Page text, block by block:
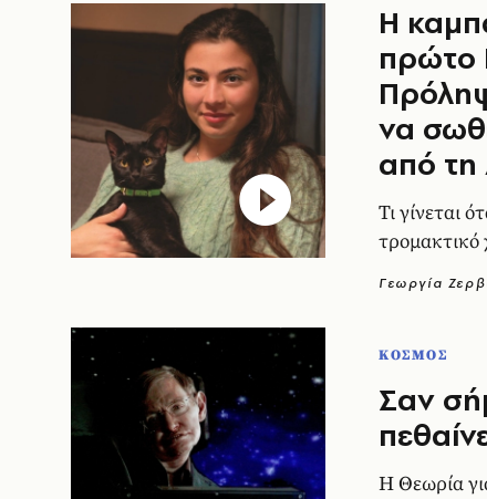
Η
πρώτο
να
από τη
Τι γίνεται
τρομακτικό
Γεωργία
ΚΟΣΜΟΣ
Σαν
Η Θεωρία